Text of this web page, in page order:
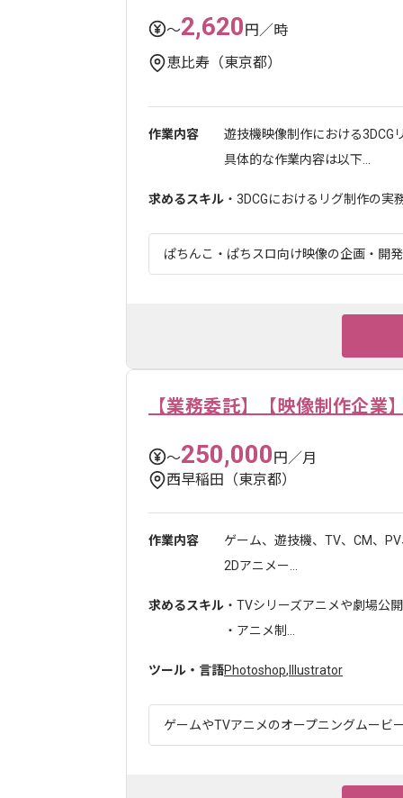
〜2,620円／時
恵比寿（東京都）
作業内容
遊技機映像制作における3DCG
具体的な作業内容は以下...
求めるスキル ・3DCGにおけるリグ制作の実
ぱちんこ・ぱちスロ向け映像の企画・開
【業務委託】【映像制作企業
〜250,000円／月
西早稲田（東京都）
作業内容
ゲーム、遊技機、TV、CM、
2Dアニメー...
求めるスキル ・TVシリーズアニメや劇場公
・アニメ制...
ツール・言語Photoshop, Illustrator
ゲームやTVアニメのオープニングムービ